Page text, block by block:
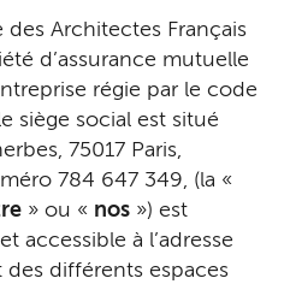
des Architectes Français
d’assurance mutuelle
régie par le code
siège social est situé
75017 Paris,
784 647 349, (la «
» ou « nos ») est
accessible à l’adresse
des différents espaces